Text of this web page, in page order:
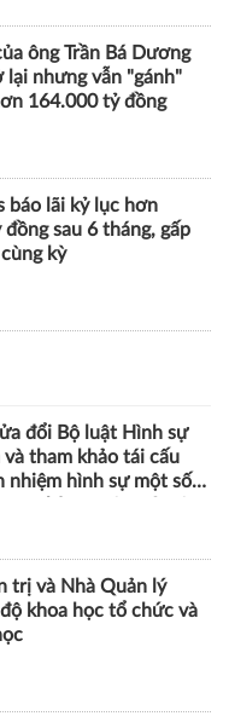
ông Trần Bá Dương
lại nhưng vẫn "gánh"
164.000 tỷ đồng
báo lãi kỷ lục hơn
sau 6 tháng, gấp
kỳ
đổi Bộ luật Hình sự
tham khảo tái cấu
nhiệm hình sự một số
trị và Nhà Quản lý
khoa học tổ chức và